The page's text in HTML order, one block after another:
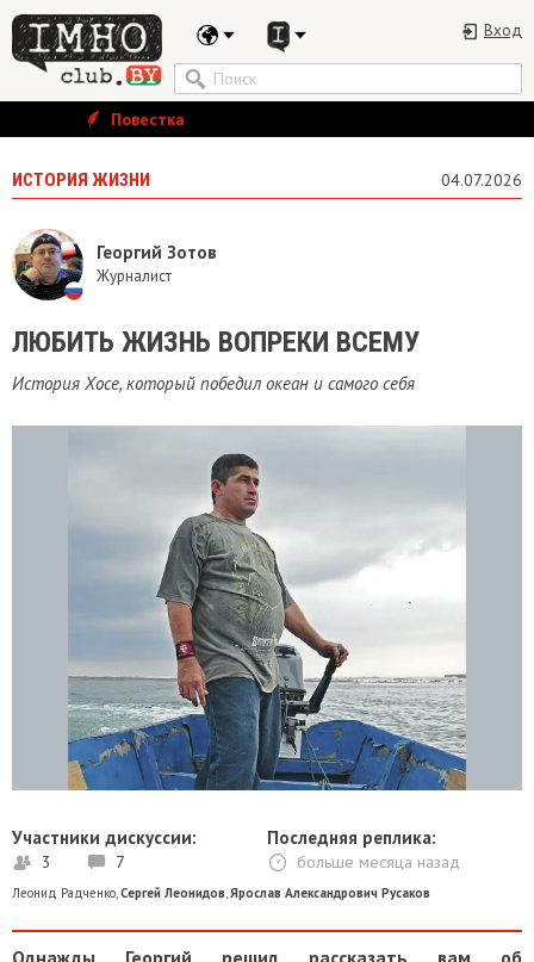
Вход
Повестка
ИСТОРИЯ ЖИЗНИ 04.07.2026
Георгий Зотов
Журналист
ЛЮБИТЬ ЖИЗНЬ ВОПРЕКИ ВСЕМУ
История Хосе, который победил океан и самого себя
Участники дискуссии:
3 7
Последняя реплика:
больше месяца назад
Леонид Радченко Сергей Леонидов Ярослав Александрович Русаков
Однажды Георгий решил рассказать вам об